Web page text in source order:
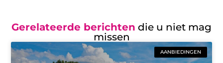
Gerelateerde berichten die u niet mag
missen
AANBIEDINGEN